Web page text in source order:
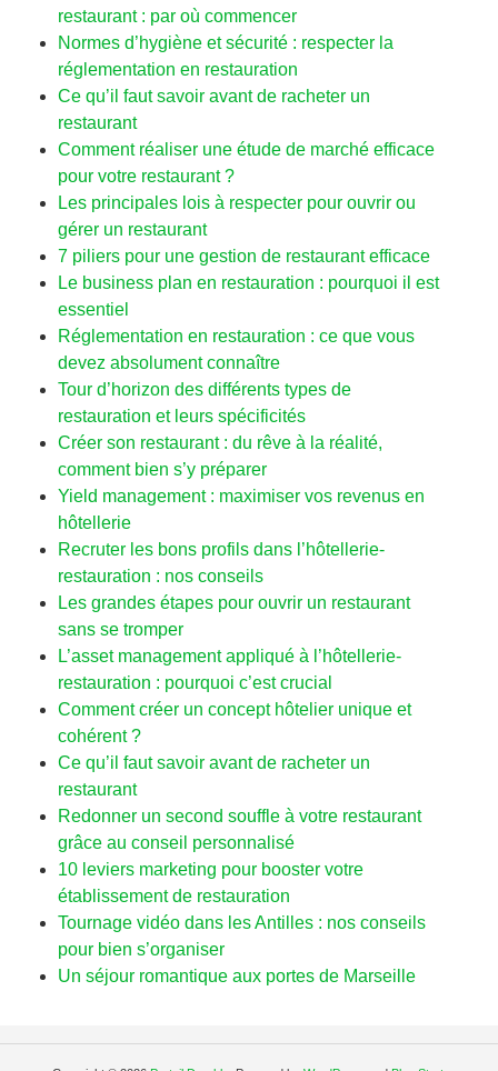
restaurant : par où commencer
Normes d’hygiène et sécurité : respecter la
réglementation en restauration
Ce qu’il faut savoir avant de racheter un
restaurant
Comment réaliser une étude de marché efficace
pour votre restaurant ?
Les principales lois à respecter pour ouvrir ou
gérer un restaurant
7 piliers pour une gestion de restaurant efficace
Le business plan en restauration : pourquoi il est
essentiel
Réglementation en restauration : ce que vous
devez absolument connaître
Tour d’horizon des différents types de
restauration et leurs spécificités
Créer son restaurant : du rêve à la réalité,
comment bien s’y préparer
Yield management : maximiser vos revenus en
hôtellerie
Recruter les bons profils dans l’hôtellerie-
restauration : nos conseils
Les grandes étapes pour ouvrir un restaurant
sans se tromper
L’asset management appliqué à l’hôtellerie-
restauration : pourquoi c’est crucial
Comment créer un concept hôtelier unique et
cohérent ?
Ce qu’il faut savoir avant de racheter un
restaurant
Redonner un second souffle à votre restaurant
grâce au conseil personnalisé
10 leviers marketing pour booster votre
établissement de restauration
Tournage vidéo dans les Antilles : nos conseils
pour bien s’organiser
Un séjour romantique aux portes de Marseille